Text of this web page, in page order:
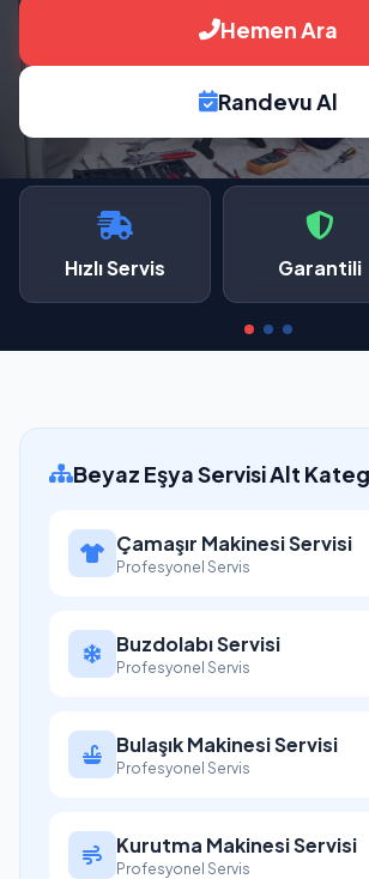
Hemen Ara
Randevu Al
Hızlı Servis Garantili
Beyaz Eşya Servisi Alt
Çamaşır Makinesi Servisi
Profesyonel Servis
Buzdolabı Servisi
Profesyonel Servis
Bulaşık Makinesi Servisi
Profesyonel Servis
Kurutma Makinesi Servisi
Profesyonel Servis